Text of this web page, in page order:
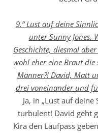
9.“ Lust auf deine
unter Sunny Jones.
Geschichte, diesmal
wohl eher eine Braut
Männer?! David, Matt
drei voneinander und
Ja, in „Lust auf
turbulent! David geht
Kira den Laufpass